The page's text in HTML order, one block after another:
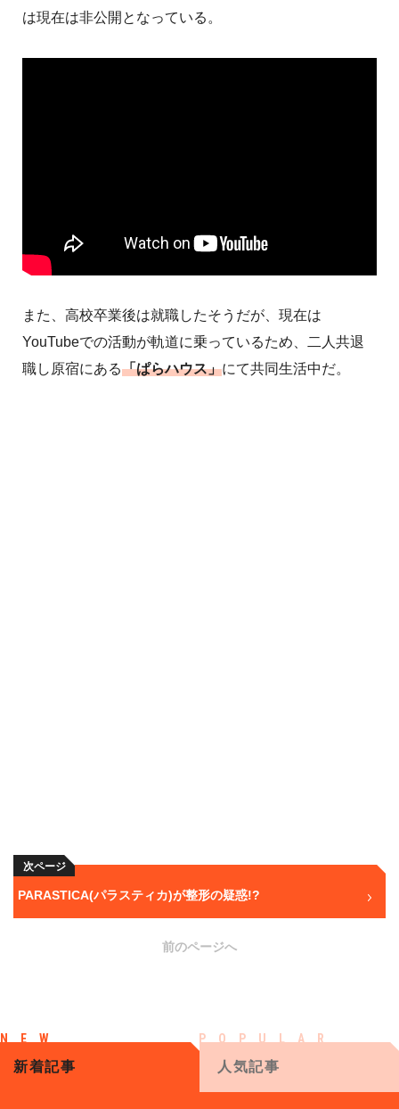
は現在は非公開となっている。
また、高校卒業後は就職したそうだが、現在は
YouTubeでの活動が軌道に乗っているため、二人共退
職し原宿にある「ぱらハウス」にて共同生活中だ。
次ページ
PARASTICA(パラスティカ)が整形の疑惑!?
前のページへ
新着記事 人気記事